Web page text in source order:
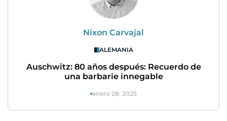
Nixon Carvajal
ALEMANIA
Auschwitz: 80 años después: Recuerdo de
una barbarie innegable
enero 28, 2025